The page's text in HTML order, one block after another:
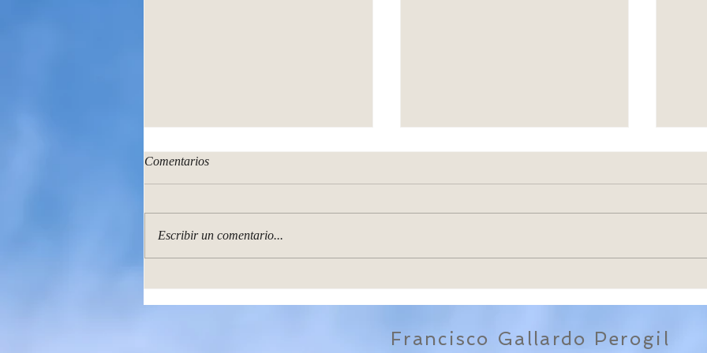
Gracias...
Comentarios
Escribir un comentario...
Francisco Gallardo Perogil